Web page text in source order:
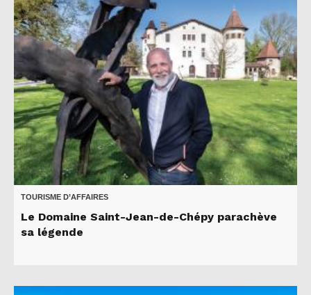
TOURISME D’AFFAIRES
Le Domaine Saint-Jean-de-Chépy parachève
sa légende